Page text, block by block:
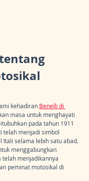
kehadiran Benelli di
masa untuk menghayati
pada tahun 1911
telah menjadi simbol
Itali selama lebih satu abad.
menggabungkan
telah menjadikannya
peminat motosikal di